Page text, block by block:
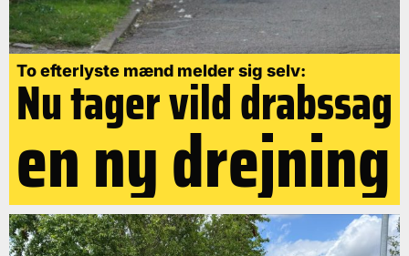
To efterlyste mænd melder sig selv:
Nu tager vild drabssag
en ny drejning